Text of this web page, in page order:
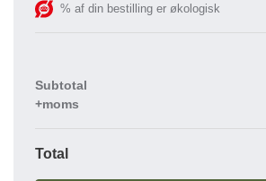
% af din bestilling er økologisk
Subtotal
+moms
Total